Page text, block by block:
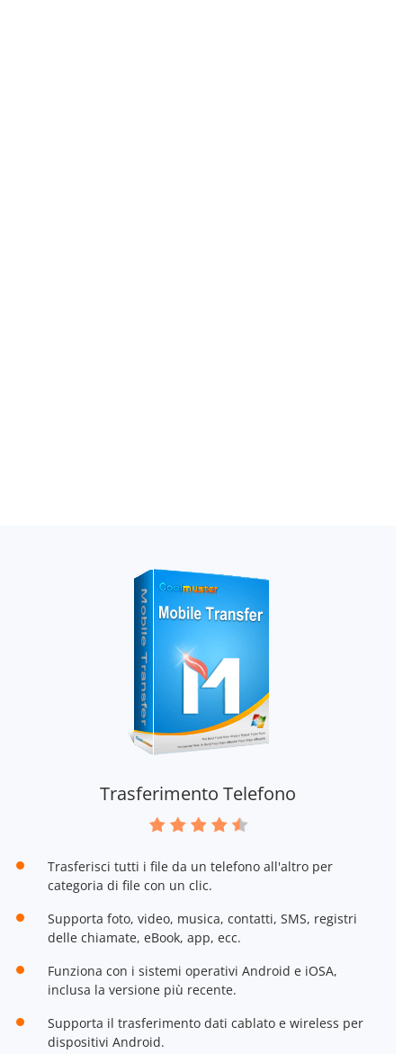
Trasferimento Telefono
Trasferisci tutti i file da un telefono all'altro per
categoria di file con un clic.
Supporta foto, video, musica, contatti, SMS, registri
delle chiamate, eBook, app, ecc.
Funziona con i sistemi operativi Android e iOSA,
inclusa la versione più recente.
Supporta il trasferimento dati cablato e wireless per
dispositivi Android.